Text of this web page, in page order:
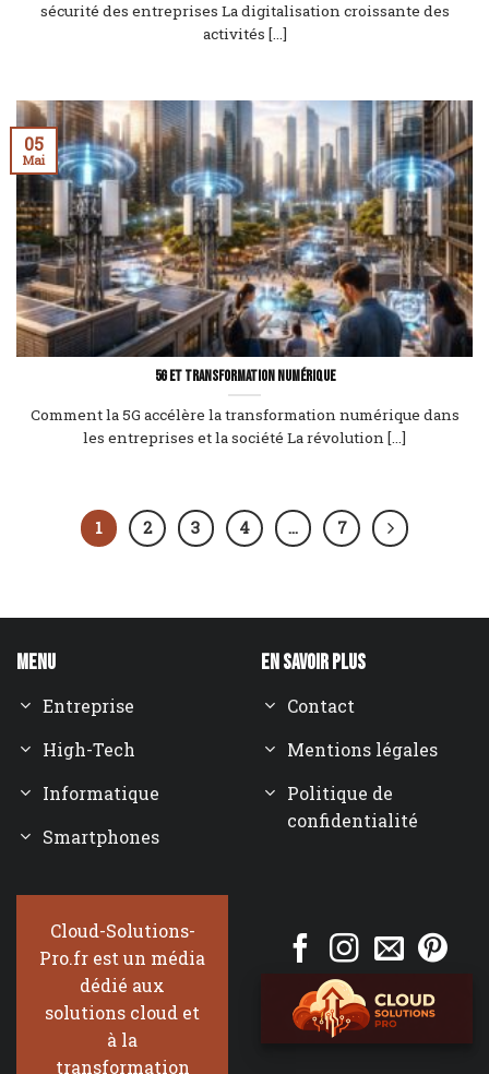
sécurité des entreprises La digitalisation croissante des
activités [...]
5G et transformation numérique
Comment la 5G accélère la transformation numérique dans
les entreprises et la société La révolution [...]
05
Mai
1 2 3 4 … 7
Menu
Entreprise
High-Tech
Informatique
Smartphones
En savoir plus
Contact
Mentions légales
Politique de
confidentialité
Cloud-Solutions-
Pro.fr est un média
dédié aux
solutions cloud et
à la
transformation